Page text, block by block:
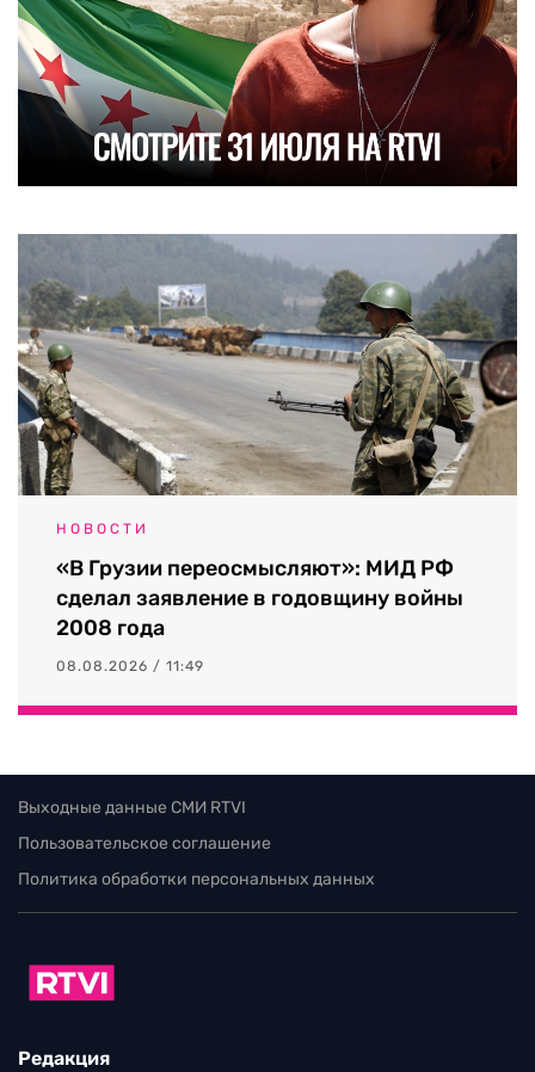
НОВОСТИ
«В Грузии переосмысляют»: МИД РФ
сделал заявление в годовщину войны
2008 года
08.08.2026 / 11:49
Выходные данные СМИ RTVI
Пользовательское соглашение
Политика обработки персональных данных
Редакция